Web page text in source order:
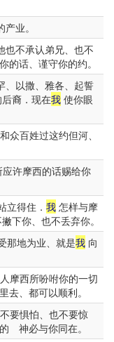
业。
也不承认弟兄、也不
的话、谨守你的约。
、以撒、雅各、起誓
裔．现在我使你眼
众百姓过这约但河、
应许摩西的话赐给你
立得住． 我 怎样与摩
下你、也不丢弃你。
那地为业、就是我 向
摩西所吩咐你的一切
去、都可以顺利。
要惧怕、也不要惊
神必与你同在。